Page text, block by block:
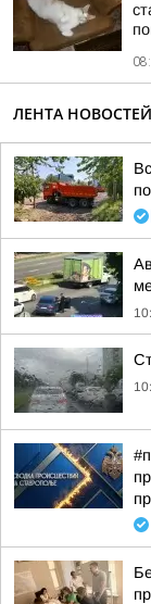
ЛЕНТА НОВОСТЕЙ